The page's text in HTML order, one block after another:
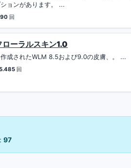
ョンがあります。 ...
回
ーラルスキン1.0
成されたWLM 8.5および9.0の皮膚、。 ...
回
97